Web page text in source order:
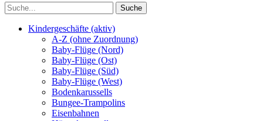
Kindergeschäfte (aktiv)
A-Z (ohne Zuordnung)
Baby-Flüge (Nord)
Baby-Flüge (Ost)
Baby-Flüge (Süd)
Baby-Flüge (West)
Bodenkarussells
Bungee-Trampolins
Eisenbahnen